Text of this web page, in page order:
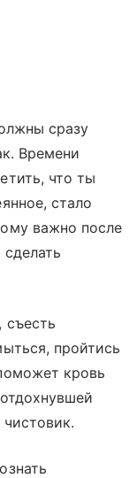
сразу
Времени
что ты
стало
важно после
пройтись
кровь